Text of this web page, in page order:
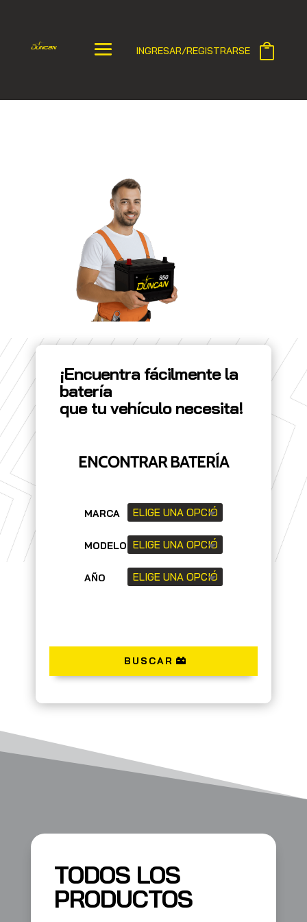
INGRESAR/REGISTRARSE
¡Encuentra fácilmente la
batería
que tu vehículo necesita!
ENCONTRAR BATERÍA
MARCA
MODELO
AÑO
BUSCAR
TODOS LOS
PRODUCTOS